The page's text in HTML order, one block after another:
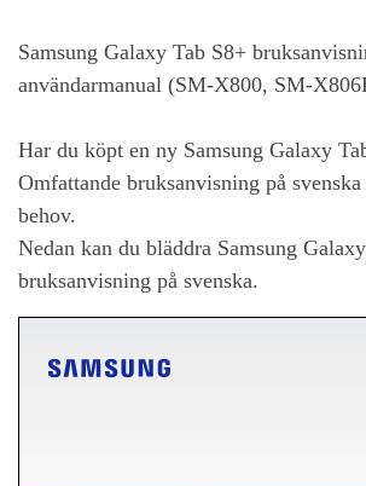
Samsung Galaxy Tab S8+
användarmanual (SM-X800, SM-
Har du köpt en ny Samsung Galaxy
Omfattande bruksanvisning på
behov.
Nedan kan du bläddra Samsung
bruksanvisning på svenska.